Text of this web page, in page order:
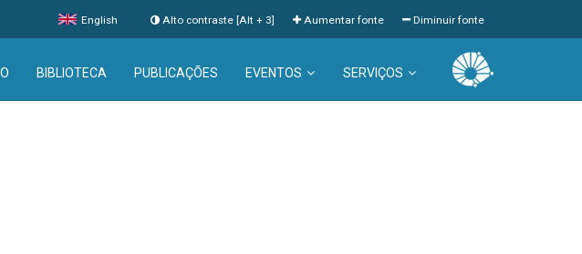
English Diminuir fonte
Aumentar fonte
Alto contraste [Alt + 3]
BIBLIOTECA PUBLICAÇÕES EVENTOS SERVIÇOS